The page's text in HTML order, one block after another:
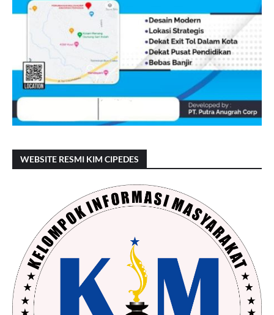
WEBSITE RESMI KIM CIPEDES